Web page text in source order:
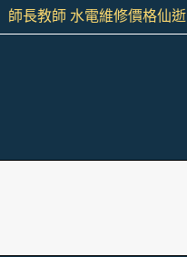
師長教師 水電維修價格仙逝